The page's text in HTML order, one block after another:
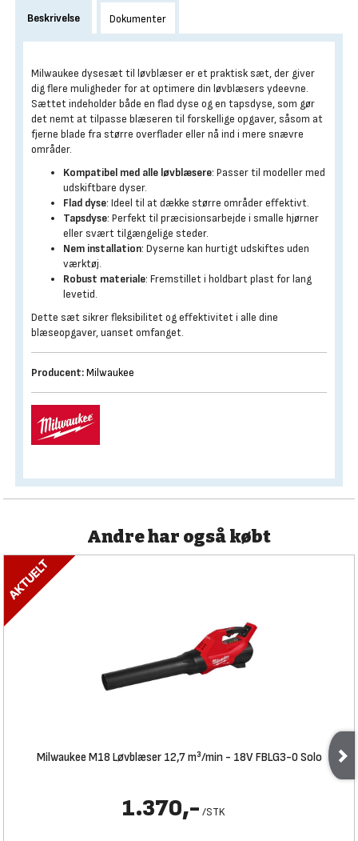
Beskrivelse Dokumenter
Milwaukee dysesæt til løvblæser er et praktisk sæt, der giver
dig flere muligheder for at optimere din løvblæsers ydeevne.
Sættet indeholder både en flad dyse og en tapsdyse, som gør
det nemt at tilpasse blæseren til forskellige opgaver, såsom at
fjerne blade fra større overflader eller nå ind i mere snævre
områder.
Kompatibel med alle løvblæsere: Passer til modeller med
udskiftbare dyser.
Flad dyse: Ideel til at dække større områder effektivt.
Tapsdyse: Perfekt til præcisionsarbejde i smalle hjørner
eller svært tilgængelige steder.
Nem installation: Dyserne kan hurtigt udskiftes uden
værktøj.
Robust materiale: Fremstillet i holdbart plast for lang
levetid.
Dette sæt sikrer fleksibilitet og effektivitet i alle dine
blæseopgaver, uanset omfanget.
Producent:Milwaukee
Andre har også købt
Milwaukee M18 Løvblæser 12,7 m³/min - 18V FBLG3-0 Solo
1.370,- /STK